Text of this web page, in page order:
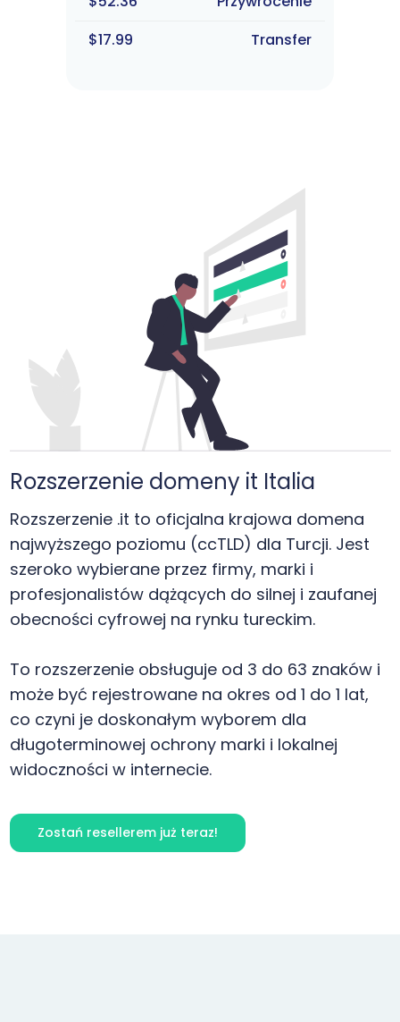
$17.99
Transfer
Rozszerzenie domeny it Italia
Rozszerzenie .it to oficjalna krajowa domena
najwyższego poziomu (ccTLD) dla Turcji. Jest
szeroko wybierane przez firmy, marki i
profesjonalistów dążących do silnej i zaufanej
obecności cyfrowej na rynku tureckim.
To rozszerzenie obsługuje od 3 do 63 znaków i
może być rejestrowane na okres od 1 do 1 lat,
co czyni je doskonałym wyborem dla
długoterminowej ochrony marki i lokalnej
widoczności w internecie.
Zostań resellerem już teraz!